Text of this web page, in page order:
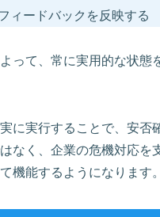
ィードバックを反映する
って、常に実用的な状態
に実行することで、安否
なく、企業の危機対応を
機能するようになります。